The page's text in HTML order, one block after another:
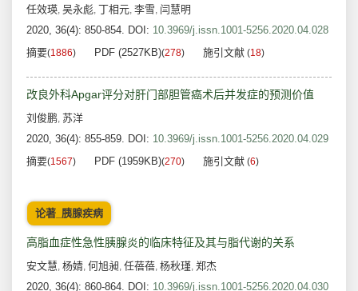
任效瑛, 吴永彪, 丁相元, 李雪, 闫慧明
2020, 36(4): 850-854. DOI: 10.3969/j.issn.1001-5256.2020.04.028
摘要(1886) PDF (2527KB)(278) 施引文献 (18)
改良外科Apgar评分对肝门部胆管癌术后并发症的预测价值
刘俊鹏, 苏洋
2020, 36(4): 855-859. DOI: 10.3969/j.issn.1001-5256.2020.04.029
摘要(1567) PDF (1959KB)(270) 施引文献 (6)
论著_胰腺疾病
高脂血症性急性胰腺炎的临床特征及其与脂代谢的关系
安文慧, 杨婧, 何旭昶, 任蓓蓓, 杨秋瑾, 郑杰
2020, 36(4): 860-864. DOI: 10.3969/j.issn.1001-5256.2020.04.030